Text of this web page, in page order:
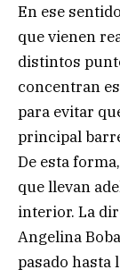
En ese
que vienen
distintos
concentran
para evitar
principal
De esta
que llevan
interior. La
Angelina
pasado hasta